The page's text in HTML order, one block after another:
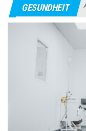
GESUNDHEIT